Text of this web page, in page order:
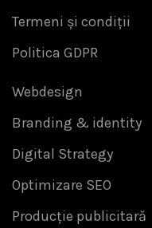
Termeni și condiții
Politica GDPR
Webdesign
Branding & identity
Digital Strategy
Optimizare SEO
Producție publicitară